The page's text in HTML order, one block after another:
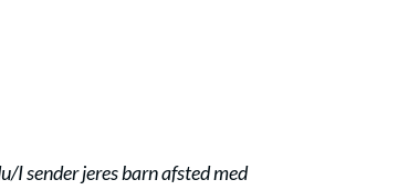
I sender jeres barn afsted med